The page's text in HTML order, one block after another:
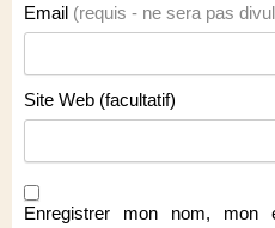
Email (requis - ne sera pas
Site Web (facultatif)
Enregistrer mon nom,